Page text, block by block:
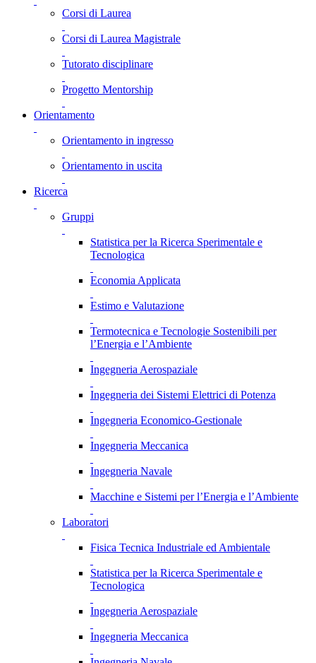
Corsi di Laurea
Corsi di Laurea Magistrale
Tutorato disciplinare
Progetto Mentorship
Orientamento
Orientamento in ingresso
Orientamento in uscita
Ricerca
Gruppi
Statistica per la Ricerca Sperimentale e
Tecnologica
Economia Applicata
Estimo e Valutazione
Termotecnica e Tecnologie Sostenibili per
l’Energia e l’Ambiente
Ingegneria Aerospaziale
Ingegneria dei Sistemi Elettrici di Potenza
Ingegneria Economico-Gestionale
Ingegneria Meccanica
Ingegneria Navale
Macchine e Sistemi per l’Energia e l’Ambiente
Laboratori
Fisica Tecnica Industriale ed Ambientale
Statistica per la Ricerca Sperimentale e
Tecnologica
Ingegneria Aerospaziale
Ingegneria Meccanica